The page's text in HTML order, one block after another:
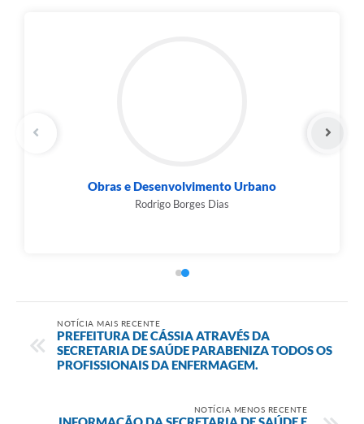
Obras e Desenvolvimento Urbano
Rodrigo Borges Dias
NOTÍCIA MAIS RECENTE
PREFEITURA DE CÁSSIA ATRAVÉS DA
SECRETARIA DE SAÚDE PARABENIZA TODOS OS
PROFISSIONAIS DA ENFERMAGEM.
NOTÍCIA MENOS RECENTE